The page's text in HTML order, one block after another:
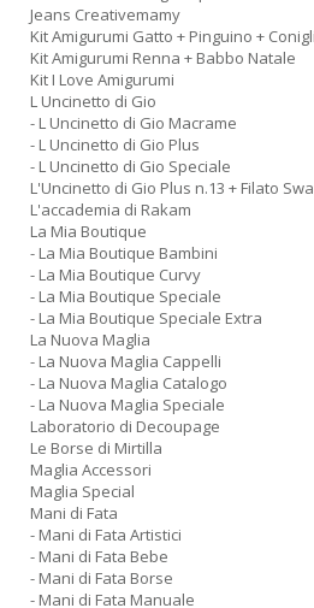
Jeans Creativemamy
Kit Amigurumi Gatto + Pinguino +
Kit Amigurumi Renna + Babbo Natale
Kit I Love Amigurumi
L Uncinetto di Gio
- L Uncinetto di Gio Macrame
- L Uncinetto di Gio Plus
- L Uncinetto di Gio Speciale
L'Uncinetto di Gio Plus n.13 + Filato
L'accademia di Rakam
La Mia Boutique
- La Mia Boutique Bambini
- La Mia Boutique Curvy
- La Mia Boutique Speciale
- La Mia Boutique Speciale Extra
La Nuova Maglia
- La Nuova Maglia Cappelli
- La Nuova Maglia Catalogo
- La Nuova Maglia Speciale
Laboratorio di Decoupage
Le Borse di Mirtilla
Maglia Accessori
Maglia Special
Mani di Fata
- Mani di Fata Artistici
- Mani di Fata Bebe
- Mani di Fata Borse
- Mani di Fata Manuale